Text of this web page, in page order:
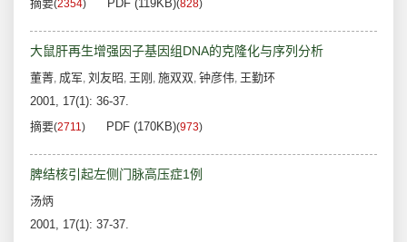
摘要(2354) PDF (119KB)(828)
大鼠肝再生增强因子基因组DNA的克隆化与序列分析
董菁, 成军, 刘友昭, 王刚 , 施双双, 钟彦伟, 王勤环
2001, 17(1): 36-37.
摘要(2711) PDF (170KB)(973)
脾结核引起左侧门脉高压症1例
汤炳
2001, 17(1): 37-37.